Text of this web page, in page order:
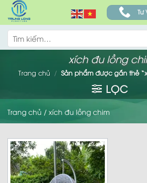
Skip
content
Tư
Tìm
kiếm:
xích đu lồng
Trang chủ / Sản phẩm được gắn thẻ
LỌC
Trang chủ / xích đu lồng chim